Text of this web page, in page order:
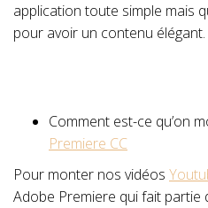
application toute simple mais
pour avoir un contenu élégant.
Comment est-ce qu’on
Premiere CC
Pour monter nos vidéos
Adobe Premiere qui fait partie